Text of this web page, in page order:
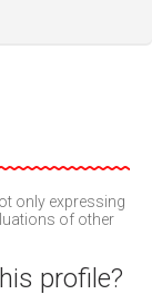
only expressing
of other
profile?